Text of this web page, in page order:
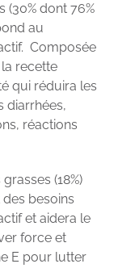
(30% dont 76%
au
Composée
recette
qui réduira les
diarrhées,
réactions
(18%)
besoins
et aidera le
force et
E pour lutter